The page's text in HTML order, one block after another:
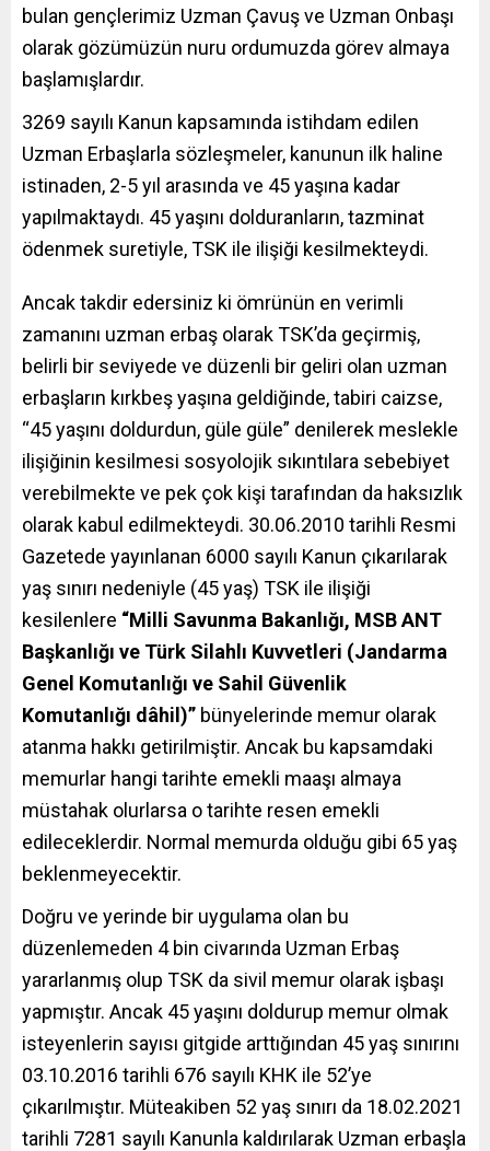
bulan gençlerimiz Uzman Çavuş ve Uzman Onbaşı
olarak gözümüzün nuru ordumuzda görev almaya
başlamışlardır.
3269 sayılı Kanun kapsamında istihdam edilen
Uzman Erbaşlarla sözleşmeler, kanunun ilk haline
istinaden, 2-5 yıl arasında ve 45 yaşına kadar
yapılmaktaydı. 45 yaşını dolduranların, tazminat
ödenmek suretiyle, TSK ile ilişiği kesilmekteydi.
Ancak takdir edersiniz ki ömrünün en verimli
zamanını uzman erbaş olarak TSK’da geçirmiş,
belirli bir seviyede ve düzenli bir geliri olan uzman
erbaşların kırkbeş yaşına geldiğinde, tabiri caizse,
“45 yaşını doldurdun, güle güle” denilerek meslekle
ilişiğinin kesilmesi sosyolojik sıkıntılara sebebiyet
verebilmekte ve pek çok kişi tarafından da haksızlık
olarak kabul edilmekteydi. 30.06.2010 tarihli Resmi
Gazetede yayınlanan 6000 sayılı Kanun çıkarılarak
yaş sınırı nedeniyle (45 yaş) TSK ile ilişiği
kesilenlere “Milli Savunma Bakanlığı, MSB ANT
Başkanlığı ve Türk Silahlı Kuvvetleri (Jandarma
Genel Komutanlığı ve Sahil Güvenlik
Komutanlığı dâhil)” bünyelerinde memur olarak
atanma hakkı getirilmiştir. Ancak bu kapsamdaki
memurlar hangi tarihte emekli maaşı almaya
müstahak olurlarsa o tarihte resen emekli
edileceklerdir. Normal memurda olduğu gibi 65 yaş
beklenmeyecektir.
Doğru ve yerinde bir uygulama olan bu
düzenlemeden 4 bin civarında Uzman Erbaş
yararlanmış olup TSK da sivil memur olarak işbaşı
yapmıştır. Ancak 45 yaşını doldurup memur olmak
isteyenlerin sayısı gitgide arttığından 45 yaş sınırını
03.10.2016 tarihli 676 sayılı KHK ile 52’ye
çıkarılmıştır. Müteakiben 52 yaş sınırı da 18.02.2021
tarihli 7281 sayılı Kanunla kaldırılarak Uzman erbaşla